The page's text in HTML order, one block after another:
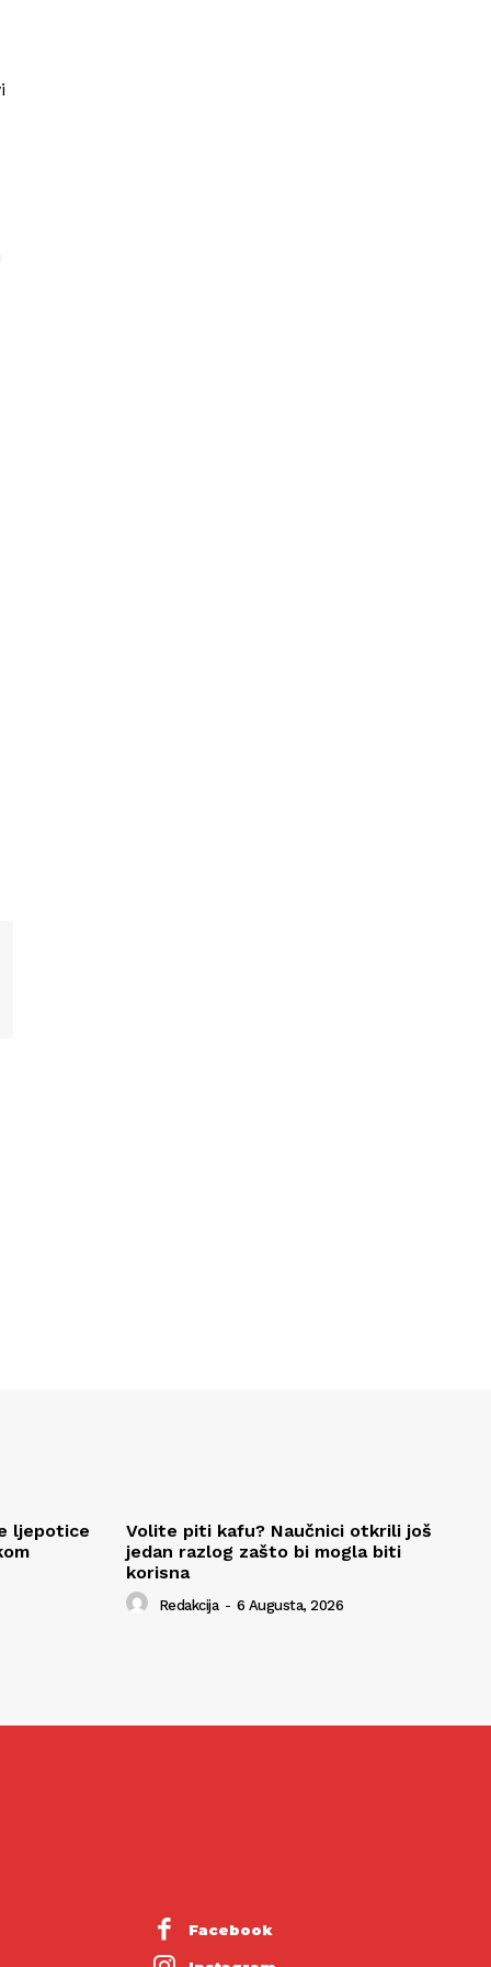
ljepotice
Volite piti kafu? Naučnici otkrili još
jedan razlog zašto bi mogla biti
korisna
Redakcija - 6 Augusta, 2026
Facebook